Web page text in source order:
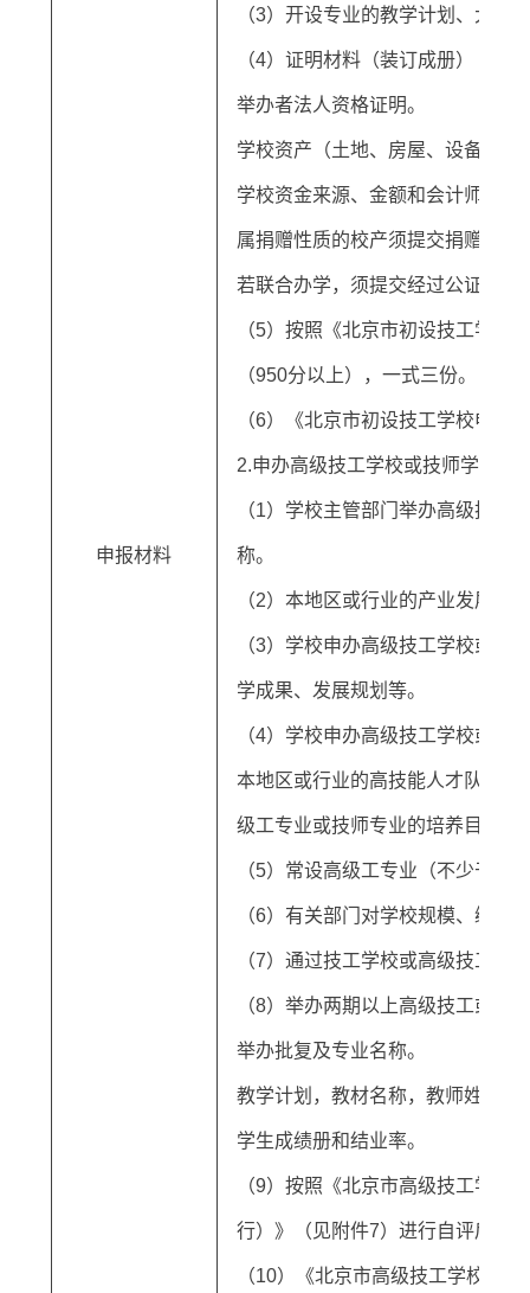
申报材料
（3）开设专业的教学计划、大纲
（4）证明材料（装订成册）
举办者法人资格证明。
学校资产（土地、房屋、设备）的
学校资金来源、金额和会计师事务
属捐赠性质的校产须提交捐赠协议
若联合办学，须提交经过公证的
（5）按照《北京市初设技工学校
（950分以上），一式三份。
（6）《北京市初设技工学校申报
2.申办高级技工学校或技师学院须
（1）学校主管部门举办高级技工
称。
（2）本地区或行业的产业发展规
（3）学校申办高级技工学校或技
学成果、发展规划等。
（4）学校申办高级技工学校或技
本地区或行业的高技能人才队伍
级工专业或技师专业的培养目标、
（5）常设高级工专业（不少于4
（6）有关部门对学校规模、编制
（7）通过技工学校或高级技工学
（8）举办两期以上高级技工或技
举办批复及专业名称。
教学计划，教材名称，教师姓名、
学生成绩册和结业率。
（9）按照《北京市高级技工学校
行）》（见附件7）进行自评后填
（10）《北京市高级技工学校申